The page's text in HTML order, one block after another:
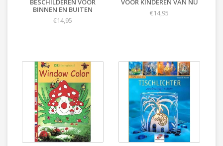
BESCHILDEREN VOOR
BINNEN EN BUITEN
€14,95
VOOR KINDEREN VAN NU
€14,95